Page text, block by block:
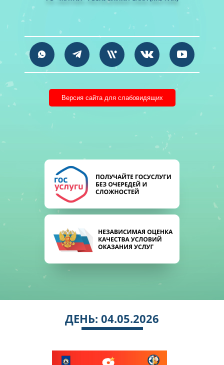
Версия сайта для слабовидящих
ДЕНЬ: 04.05.2026